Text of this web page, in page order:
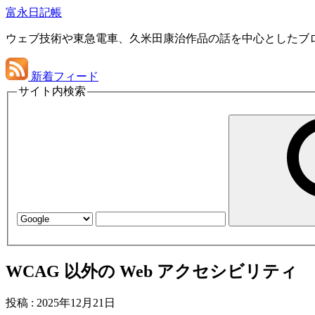
富永日記帳
ウェブ技術や東急電車、久米田康治作品の話を中心としたブ
新着フィード
サイト内検索
WCAG 以外の Web アクセシビリティ
投稿 : 2025年12月21日